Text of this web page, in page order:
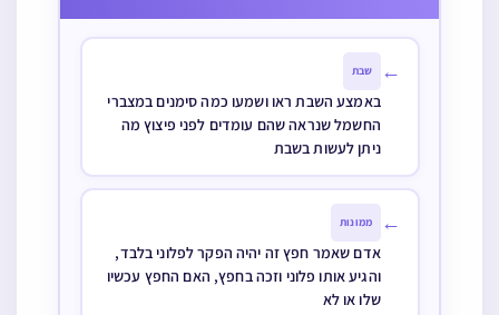
← שבת
באמצע השבת ראו ושמעו כמה סימנים במצברי
החשמל שנראה שהם עומדים לפני פיצוץ מה
ניתן לעשות בשבת
← ממונות
אדם שאמר חפץ זה יהיה הפקר לפלוני בלבד,
והגיע אותו פלוני וזכה בחפץ, האם החפץ עכשיו
שלו או לא